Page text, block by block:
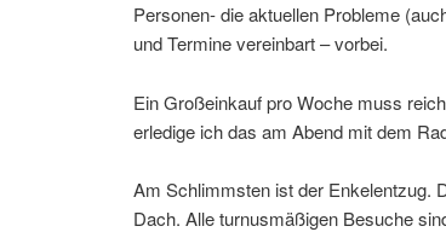
Personen- die aktuellen Probleme
und Termine vereinbart – vorbei.
Ein Großeinkauf pro Woche muss
erledige ich das am Abend mit dem
Am Schlimmsten ist der Enkelentzug.
Dach. Alle turnusmäßigen Besuche